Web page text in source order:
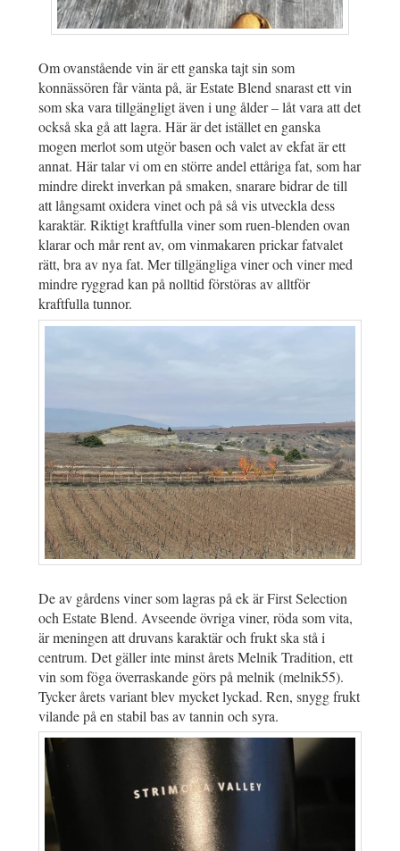
Om ovanstående vin är ett ganska tajt sin som
konnässören får vänta på, är Estate Blend snarast ett vin
som ska vara tillgängligt även i ung ålder – låt vara att det
också ska gå att lagra. Här är det istället en ganska
mogen merlot som utgör basen och valet av ekfat är ett
annat. Här talar vi om en större andel ettåriga fat, som har
mindre direkt inverkan på smaken, snarare bidrar de till
att långsamt oxidera vinet och på så vis utveckla dess
karaktär. Riktigt kraftfulla viner som ruen-blenden ovan
klarar och mår rent av, om vinmakaren prickar fatvalet
rätt, bra av nya fat. Mer tillgängliga viner och viner med
mindre ryggrad kan på nolltid förstöras av alltför
kraftfulla tunnor.
De av gårdens viner som lagras på ek är First Selection
och Estate Blend. Avseende övriga viner, röda som vita,
är meningen att druvans karaktär och frukt ska stå i
centrum. Det gäller inte minst årets Melnik Tradition, ett
vin som föga överraskande görs på melnik (melnik55).
Tycker årets variant blev mycket lyckad. Ren, snygg frukt
vilande på en stabil bas av tannin och syra.